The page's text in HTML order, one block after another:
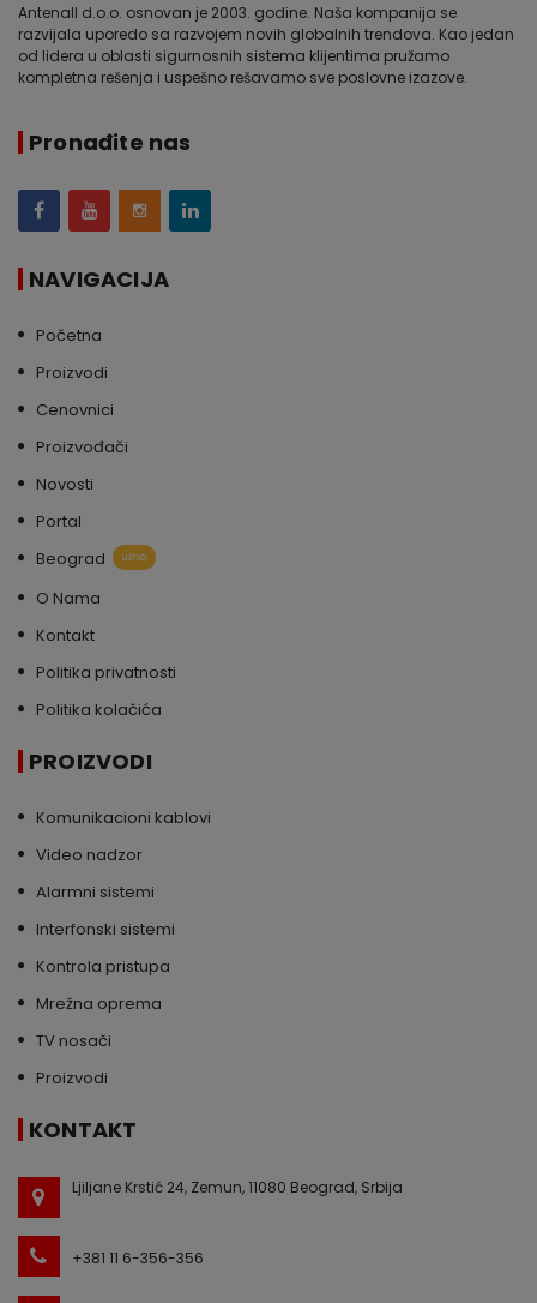
Antenall d.o.o. osnovan je 2003. godine. Naša kompanija se
razvijala uporedo sa razvojem novih globalnih trendova. Kao jedan
od lidera u oblasti sigurnosnih sistema klijentima pružamo
kompletna rešenja i uspešno rešavamo sve poslovne izazove.
Pronađite nas
NAVIGACIJA
Početna
Proizvodi
Cenovnici
Proizvođači
Novosti
Portal
Beograd
uživo
O Nama
Kontakt
Politika privatnosti
Politika kolačića
PROIZVODI
Komunikacioni kablovi
Video nadzor
Alarmni sistemi
Interfonski sistemi
Kontrola pristupa
Mrežna oprema
TV nosači
Proizvodi
KONTAKT
Ljiljane Krstić 24, Zemun, 11080 Beograd, Srbija
+381 11 6-356-356